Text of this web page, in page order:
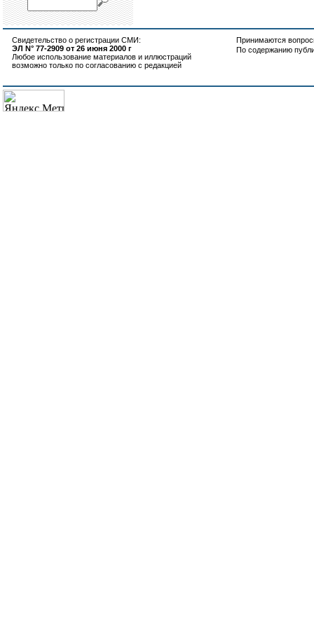
Свидетельство о регистрации СМИ:
ЭЛ N° 77-2909 от 26 июня 2000 г
Любое использование материалов и иллюстраций
возможно только по согласованию с редакцией
Принимаются
По содержанию